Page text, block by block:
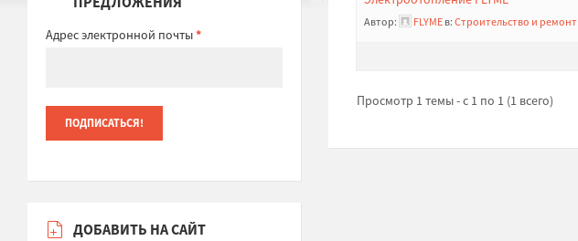
Автор: FLYME в: Строительство и ремонт
Просмотр 1 темы - с 1 по 1 (1 всего)
Адрес электронной почты*
ДОБАВИТЬ НА САЙТ